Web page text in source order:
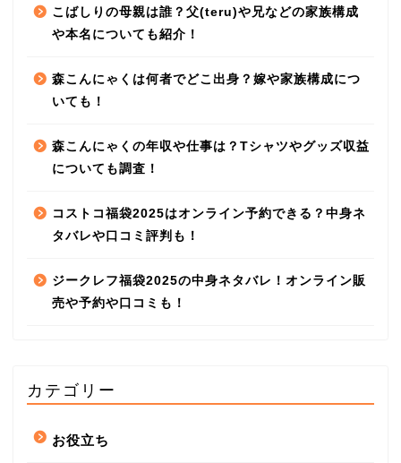
こばしりの母親は誰？父(teru)や兄などの家族構成
や本名についても紹介！
森こんにゃくは何者でどこ出身？嫁や家族構成につ
いても！
森こんにゃくの年収や仕事は？Tシャツやグッズ収益
についても調査！
コストコ福袋2025はオンライン予約できる？中身ネ
タバレや口コミ評判も！
ジークレフ福袋2025の中身ネタバレ！オンライン販
売や予約や口コミも！
カテゴリー
お役立ち